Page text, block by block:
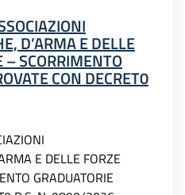
D’ARMA E DELLE
– SCORRIMENTO
CON DECRET0
E DELLE FORZE
GRADUATORIE